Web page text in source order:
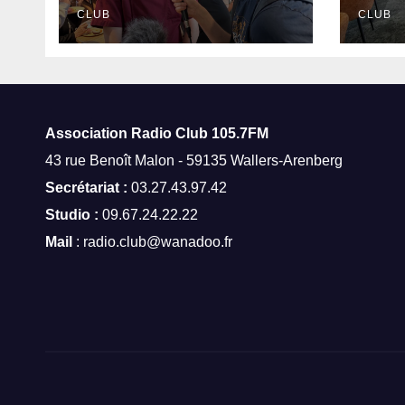
Amand-les-Eaux
CLUB CLUB
Association Radio Club 105.7FM
43 rue Benoît Malon - 59135 Wallers-Arenberg
Secrétariat : 03.27.43.97.42
Studio : 09.67.24.22.22
Mail : radio.club@wanadoo.fr